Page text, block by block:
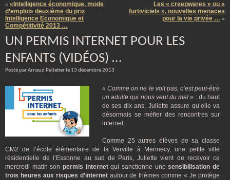
« «Intelligence économique, mode
d’emploi» deuxième du prix
Intelligence Economique et
Compétitivité 2013 …
Les « creepwares » ou «
furtiviciels », nouvelles menaces
pour la vie privée … »
UN PERMIS INTERNET POUR LES
ENFANTS (VIDÉOS) …
Posté par Arnaud Pelletier le 13 décembre 2013
« Comme on ne le voit pas, c’est peut-être
un adulte qui nous veut du mal » : du haut
de ses dix ans, Juliette assure qu’elle va
désormais se méfier des rencontres sur
internet.
Comme 25 autres élèves de sa classe
CM2 de l’école élémentaire de la Verville à Mennecy, une petite ville
résidentielle de l’Essonne au sud de Paris, Juliette vient de recevoir ce
mercredi matin son permis internetqui sanctionne unesensibilisation de
trois heures aux risques d’internetautour de thèmes comme « Je protège